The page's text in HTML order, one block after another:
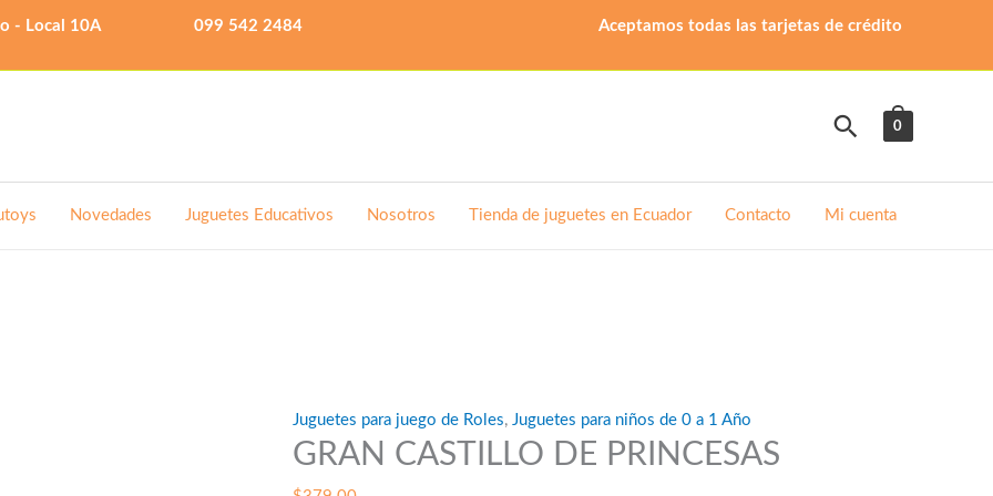
- Local 10A 099 542 2484 Aceptamos todas las tarjetas de crédito
Buscar
0
Novedades Juguetes Educativos Nosotros Tienda de juguetes en Ecuador Contacto Mi cuenta
Juguetes para juego de Roles, Juguetes para niños de 0 a 1 Año
GRAN CASTILLO DE PRINCESAS